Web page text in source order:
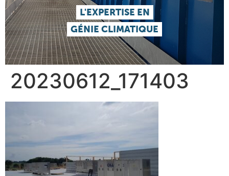
L'EXPERTISE EN
GÉNIE CLIMATIQUE
20230612_171403